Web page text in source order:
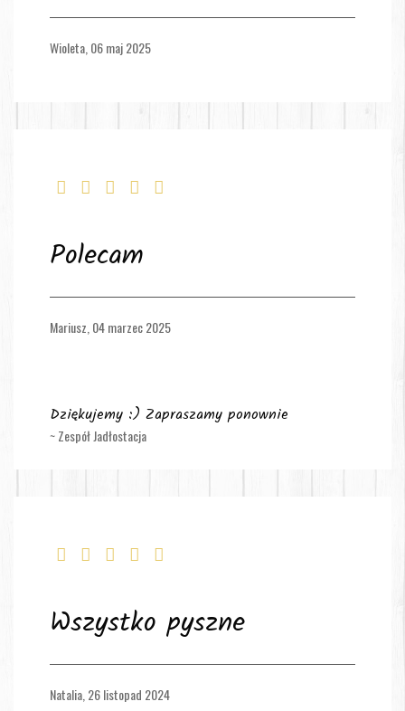
Wioleta,06 maj 2025
Polecam
Mariusz,04 marzec 2025
Dziękujemy :) Zapraszamy ponownie
~ Zespół Jadłostacja
Wszystko pyszne
Natalia,26 listopad 2024